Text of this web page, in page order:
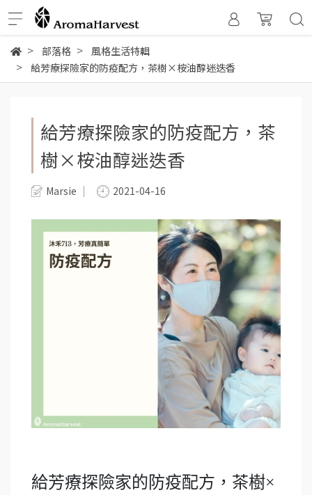
部落格
風格生活特輯
給芳療探險家的防疫配方，茶樹×桉油醇迷迭香
給芳療探險家的防疫配方，茶
樹×桉油醇迷迭香
Marsie 2021-04-16
給芳療探險家的防疫配方，茶樹×